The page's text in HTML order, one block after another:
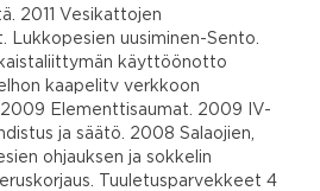
2011 Vesikattojen
Lukkopesien uusiminen-Sento.
käyttöönotto
kaapelitv verkkoon
2009 Elementtisaumat. 2009 IV-
ja säätö. 2008 Salaojien,
ohjauksen ja sokkelin
Tuuletusparvekkeet 4